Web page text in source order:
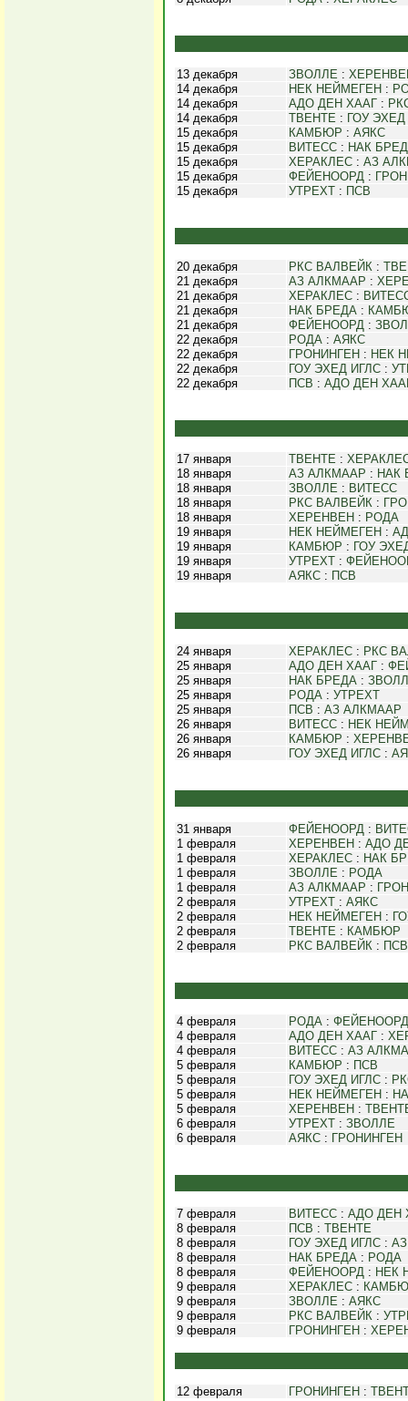
13 декабря ЗВОЛЛЕ :
14 декабря
НЕК НЕЙМЕГЕН :
14 декабря
АДО ДЕН ХААГ :
14 декабря
ТВЕНТЕ : ГОУ ЭХЕД
15 декабря
КАМБЮР : АЯКС
15 декабря
ВИТЕСС : НАК
15 декабря
ХЕРАКЛЕС : АЗ
15 декабря
ФЕЙЕНООРД :
15 декабря
УТРЕХТ : ПСВ
20 декабря РКС ВАЛВЕЙК :
21 декабря
АЗ АЛКМААР :
21 декабря
ХЕРАКЛЕС :
21 декабря
НАК БРЕДА :
21 декабря
ФЕЙЕНООРД :
22 декабря
РОДА : АЯКС
22 декабря
ГРОНИНГЕН : НЕК
22 декабря
ГОУ ЭХЕД ИГЛС :
22 декабря
ПСВ : АДО ДЕН
17 января ТВЕНТЕ :
18 января
АЗ АЛКМААР : НАК
18 января
ЗВОЛЛЕ : ВИТЕСС
18 января
РКС ВАЛВЕЙК :
18 января
ХЕРЕНВЕН : РОДА
19 января
НЕК НЕЙМЕГЕН :
19 января
КАМБЮР : ГОУ
19 января
УТРЕХТ :
19 января
АЯКС : ПСВ
24 января ХЕРАКЛЕС : РКС
25 января
АДО ДЕН ХААГ :
25 января
НАК БРЕДА :
25 января
РОДА : УТРЕХТ
25 января
ПСВ : АЗ АЛКМААР
26 января
ВИТЕСС : НЕК
26 января
КАМБЮР :
26 января
ГОУ ЭХЕД ИГЛС :
31 января ФЕЙЕНООРД :
1 февраля
ХЕРЕНВЕН : АДО
1 февраля
ХЕРАКЛЕС : НАК
1 февраля
ЗВОЛЛЕ : РОДА
1 февраля
АЗ АЛКМААР :
2 февраля
УТРЕХТ : АЯКС
2 февраля
НЕК НЕЙМЕГЕН :
2 февраля
ТВЕНТЕ : КАМБЮР
2 февраля
РКС ВАЛВЕЙК : ПСВ
4 февраля РОДА : ФЕЙЕНООРД
4 февраля
АДО ДЕН ХААГ :
4 февраля
ВИТЕСС : АЗ
5 февраля
КАМБЮР : ПСВ
5 февраля
ГОУ ЭХЕД ИГЛС :
5 февраля
НЕК НЕЙМЕГЕН :
5 февраля
ХЕРЕНВЕН :
6 февраля
УТРЕХТ : ЗВОЛЛЕ
6 февраля
АЯКС : ГРОНИНГЕН
7 февраля ВИТЕСС : АДО ДЕН
8 февраля
ПСВ : ТВЕНТЕ
8 февраля
ГОУ ЭХЕД ИГЛС :
8 февраля
НАК БРЕДА : РОДА
8 февраля
ФЕЙЕНООРД : НЕК
9 февраля
ХЕРАКЛЕС :
9 февраля
ЗВОЛЛЕ : АЯКС
9 февраля
РКС ВАЛВЕЙК :
9 февраля
ГРОНИНГЕН :
12 февраля ГРОНИНГЕН :